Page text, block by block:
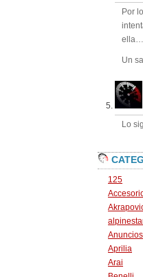
Por
Un
Lo
125
Anuncios
Aprilia
Arai